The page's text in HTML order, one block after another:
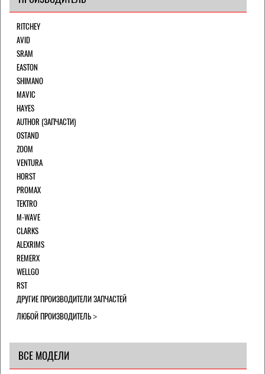
RITCHEY
AVID
SRAM
EASTON
SHIMANO
MAVIC
HAYES
AUTHOR (ЗАПЧАСТИ)
OSTAND
ZOOM
VENTURA
HORST
PROMAX
TEKTRO
M-WAVE
CLARKS
ALEXRIMS
REMERX
WELLGO
RST
ДРУГИЕ ПРОИЗВОДИТЕЛИ ЗАПЧАСТЕЙ
ЛЮБОЙ ПРОИЗВОДИТЕЛЬ
ВСЕ МОДЕЛИ